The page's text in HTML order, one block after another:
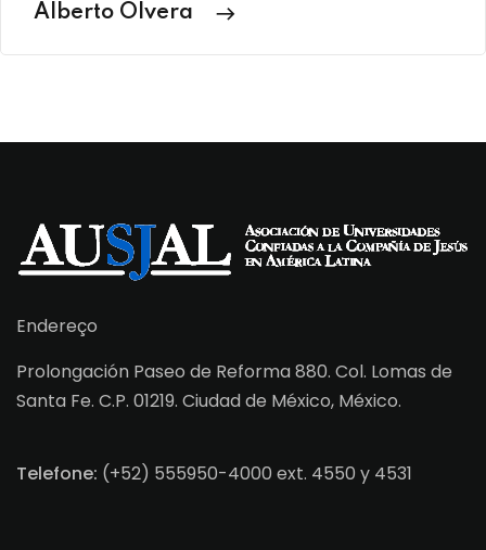
Alberto Olvera
Endereço
Prolongación Paseo de Reforma 880. Col. Lomas de
Santa Fe. C.P. 01219. Ciudad de México, México.
Telefone: (+52) 555950-4000 ext. 4550 y 4531